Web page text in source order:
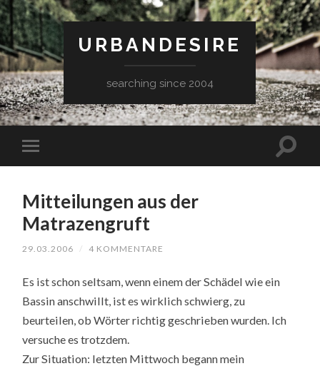
URBANDESIRE
searching since 2004
Mitteilungen aus der
Matrazengruft
29.03.2006 / 4 KOMMENTARE
Es ist schon seltsam, wenn einem der Schädel wie ein
Bassin anschwillt, ist es wirklich schwierg, zu
beurteilen, ob Wörter richtig geschrieben wurden. Ich
versuche es trotzdem.
Zur Situation: letzten Mittwoch begann mein